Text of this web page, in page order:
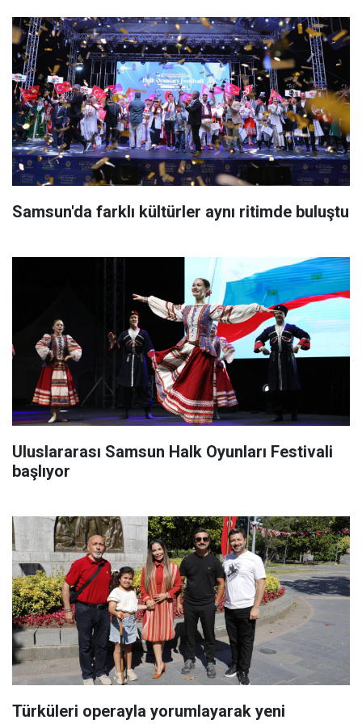
Samsun'da farklı kültürler aynı ritimde buluştu
Uluslararası Samsun Halk Oyunları Festivali
başlıyor
Türküleri operayla yorumlayarak yeni